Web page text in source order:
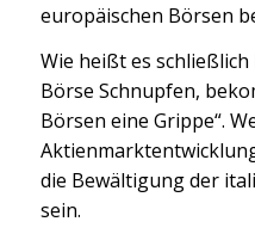
europäischen Börsen
Wie heißt es schließlich
Börse Schnupfen,
Börsen eine Grippe“.
die Bewältigung der
sein.